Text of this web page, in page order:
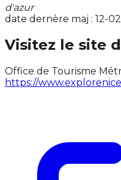
d'azur
date dernère maj : 12-
Visitez le site
Office de Tourisme
https://